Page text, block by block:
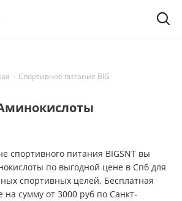
- Спортивное питание BIG
спортивного питания BIGSNT вы
по выгодной цене в Спб для
спортивных целей. Бесплатная
на сумму от 3000 руб по Санкт-